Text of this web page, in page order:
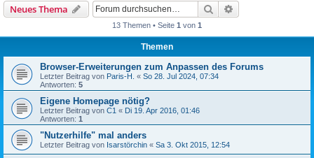
Neues Thema Suche
13 Themen • Seite 1 von 1
Themen
Browser-Erweiterungen zum Anpassen des Forums
Letzter Beitrag von Paris-H. « So 28. Jul 2024, 07:34
Antworten: 5
Eigene Homepage nötig?
Letzter Beitrag von C1 « Di 19. Apr 2016, 01:46
Antworten: 1
"Nutzerhilfe" mal anders
Letzter Beitrag von Isarstörchin « Sa 3. Okt 2015, 12:54